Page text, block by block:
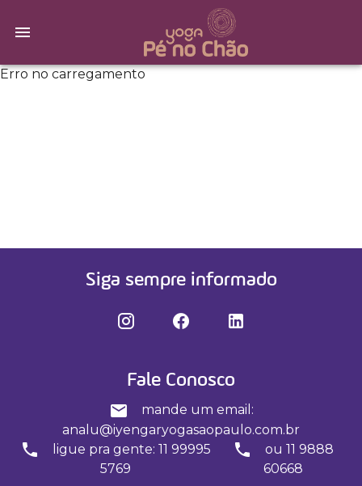
Erro no carregamento
Siga sempre informado
Fale Conosco
mande um email:
analu@iyengaryogasaopaulo.com.br
ligue pra gente: 11 99995
5769
ou 11 9888
60668